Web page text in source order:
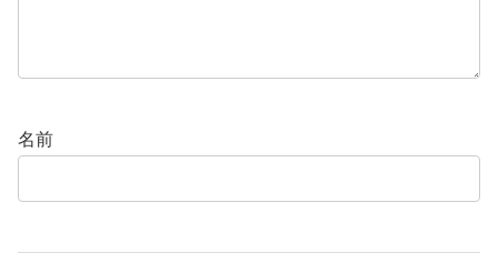
名前